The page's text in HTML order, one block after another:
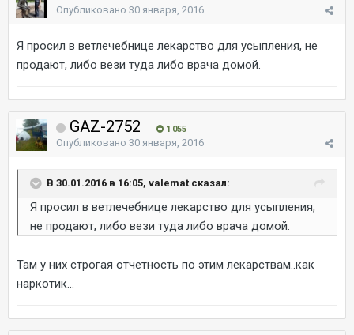
Опубликовано 30 января, 2016
Я просил в ветлечебнице лекарство для усыпления, не
продают, либо вези туда либо врача домой.
GAZ-2752 1 055
Опубликовано 30 января, 2016
В 30.01.2016 в 16:05, valemat сказал:
Я просил в ветлечебнице лекарство для усыпления,
не продают, либо вези туда либо врача домой.
Там у них строгая отчетность по этим лекарствам..как
наркотик...